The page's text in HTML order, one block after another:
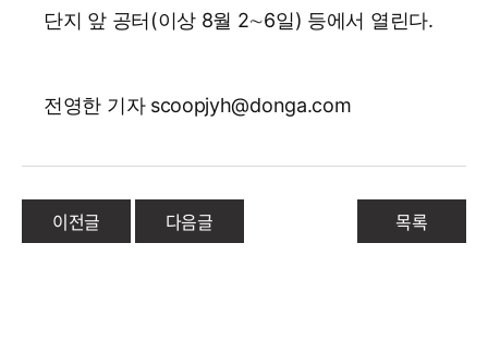
단지 앞 공터(이상 8월 2∼6일) 등에서 열린다.
전영한 기자 scoopjyh@donga.com
이전글 다음글 목록